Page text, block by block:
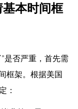
本时间框
”是否严重，首先需
框架。根据美国
：